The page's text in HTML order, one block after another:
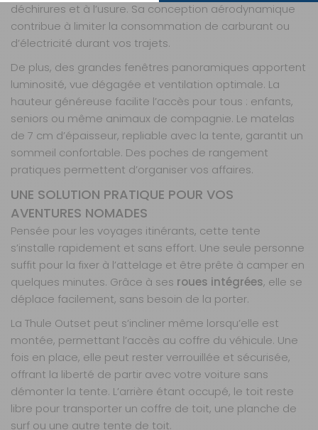
déchirures et à l’usure. Sa conception aérodynamique
contribue à limiter la consommation de carburant ou
d’électricité durant vos trajets.
De plus, des grandes fenêtres panoramiques apportent
luminosité, vue dégagée et ventilation optimale. La
hauteur généreuse facilite l’accès pour tous : enfants,
seniors ou même animaux de compagnie. Le matelas
de 7 cm d’épaisseur, repliable avec la tente, garantit un
sommeil confortable. Des poches de rangement
pratiques permettent d’organiser vos affaires.
UNE SOLUTION PRATIQUE POUR VOS
AVENTURES NOMADES
Pensée pour les voyages itinérants, cette tente
s’installe rapidement et sans effort. Une seule personne
suffit pour la fixer à l’attelage et être prête à camper en
quelques minutes. Grâce à ses roues intégrées, elle se
déplace facilement, sans besoin de la porter.
La Thule Outset peut s’incliner même lorsqu’elle est
montée, permettant l’accès au coffre du véhicule. Une
fois en place, elle peut rester verrouillée et sécurisée,
offrant la liberté de partir avec votre voiture sans
démonter la tente. L’arrière étant occupé, le toit reste
libre pour transporter un coffre de toit, une planche de
surf ou une autre tente de toit.